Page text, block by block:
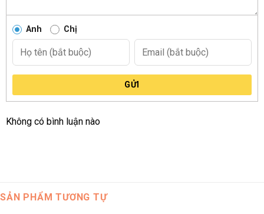
Anh Chị
GỬI
Không có bình luận nào
SẢN PHẨM TƯƠNG TỰ